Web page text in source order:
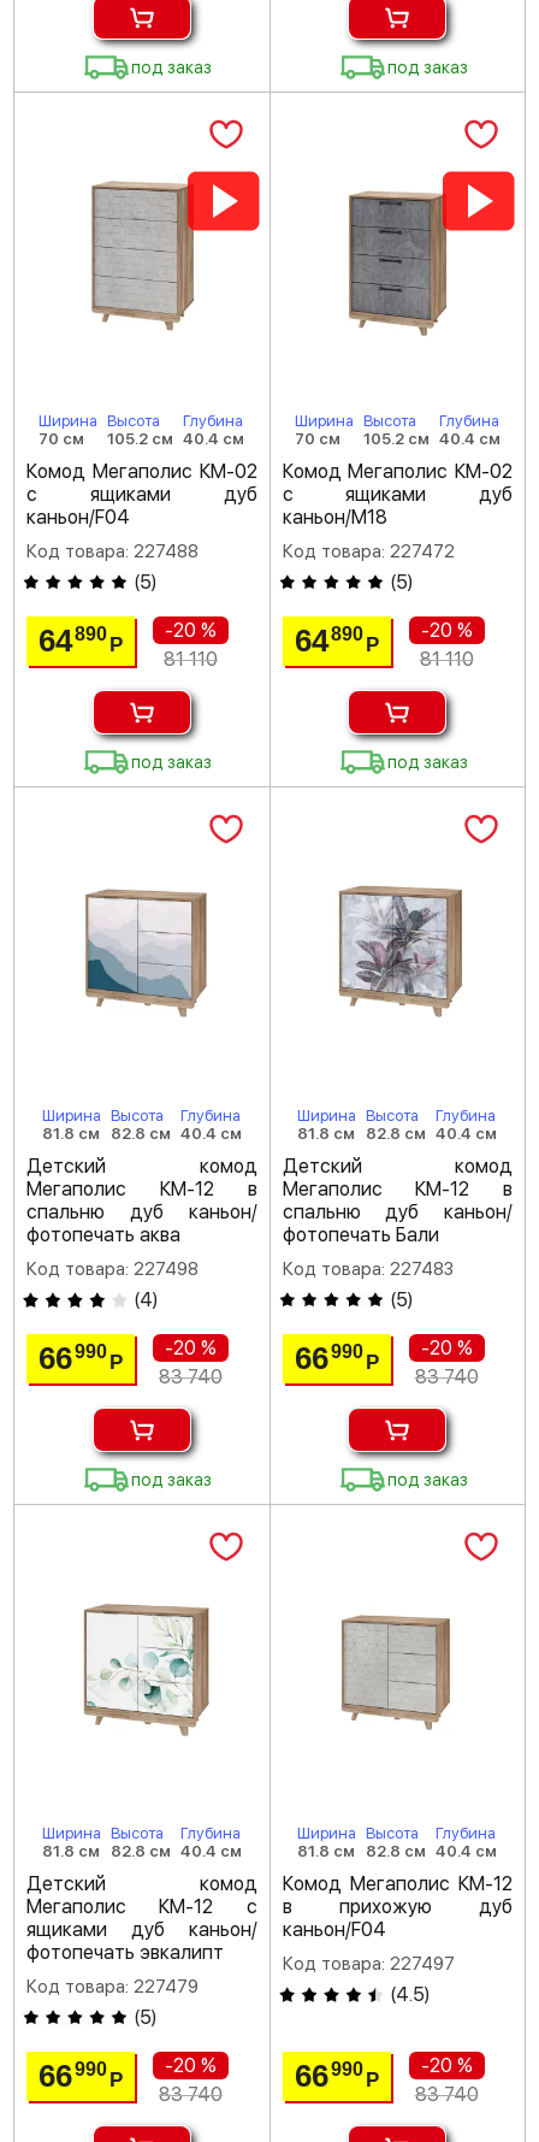
под заказ под заказ
Ширина
70 см
Высота
105.2 см
Глубина
40.4 см
Комод Мегаполис КМ-02
с ящиками дуб
каньон/F04
Код товара: 227488
(5)
64890 Р
-20 %
81 110
под заказ
Ширина
70 см
Высота
105.2 см
Глубина
40.4 см
Комод Мегаполис КМ-02
с ящиками дуб
каньон/M18
Код товара: 227472
(5)
64890 Р
-20 %
81 110
под заказ
Ширина
81.8 см
Высота
82.8 см
Глубина
40.4 см
Детский комод
Мегаполис КМ-12 в
спальню дуб каньон/
фотопечать аква
Код товара: 227498
(4)
66990 Р
-20 %
83 740
под заказ
Ширина
81.8 см
Высота
82.8 см
Глубина
40.4 см
Детский комод
Мегаполис КМ-12 в
спальню дуб каньон/
фотопечать Бали
Код товара: 227483
(5)
66990 Р
-20 %
83 740
под заказ
Ширина
81.8 см
Высота
82.8 см
Глубина
40.4 см
Детский комод
Мегаполис КМ-12 с
ящиками дуб каньон/
фотопечать эвкалипт
Код товара: 227479
(5)
66990 Р
-20 %
83 740
Ширина
81.8 см
Высота
82.8 см
Глубина
40.4 см
Комод Мегаполис КМ-12
в прихожую дуб
каньон/F04
Код товара: 227497
(4.5)
66990 Р
-20 %
83 740